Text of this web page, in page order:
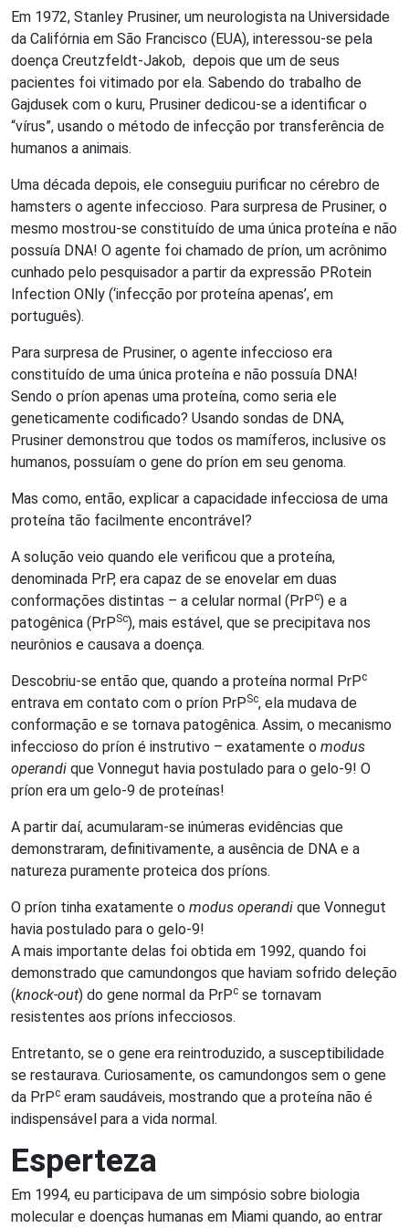
Em 1972, Stanley Prusiner, um neurologista na Universidade
da Califórnia em São Francisco (EUA), interessou-se pela
doença Creutzfeldt-Jakob, depois que um de seus
pacientes foi vitimado por ela. Sabendo do trabalho de
Gajdusek com o kuru, Prusiner dedicou-se a identificar o
“vírus”, usando o método de infecção por transferência de
humanos a animais.
Uma década depois, ele conseguiu purificar no cérebro de
hamsters o agente infeccioso. Para surpresa de Prusiner, o
mesmo mostrou-se constituído de uma única proteína e não
possuía DNA! O agente foi chamado de príon, um acrônimo
cunhado pelo pesquisador a partir da expressão PRotein
Infection ONly (‘infecção por proteína apenas’, em
português).
Para surpresa de Prusiner, o agente infeccioso era
constituído de uma única proteína e não possuía DNA!
Sendo o príon apenas uma proteína, como seria ele
geneticamente codificado? Usando sondas de DNA,
Prusiner demonstrou que todos os mamíferos, inclusive os
humanos, possuíam o gene do príon em seu genoma.
Mas como, então, explicar a capacidade infecciosa de uma
proteína tão facilmente encontrável?
A solução veio quando ele verificou que a proteína,
denominada PrP, era capaz de se enovelar em duas
conformações distintas – a celular normal (PrPc) e a
patogênica (PrPSc), mais estável, que se precipitava nos
neurônios e causava a doença.
Descobriu-se então que, quando a proteína normal PrPc
entrava em contato com o príon PrPSc, ela mudava de
conformação e se tornava patogênica. Assim, o mecanismo
infeccioso do príon é instrutivo – exatamente o modus
operandi que Vonnegut havia postulado para o gelo-9! O
príon era um gelo-9 de proteínas!
A partir daí, acumularam-se inúmeras evidências que
demonstraram, definitivamente, a ausência de DNA e a
natureza puramente proteica dos príons.
O príon tinha exatamente o modus operandi que Vonnegut
havia postulado para o gelo-9!
A mais importante delas foi obtida em 1992, quando foi
demonstrado que camundongos que haviam sofrido deleção
(knock-out) do gene normal da PrPc se tornavam
resistentes aos príons infecciosos.
Entretanto, se o gene era reintroduzido, a susceptibilidade
se restaurava. Curiosamente, os camundongos sem o gene
da PrPc eram saudáveis, mostrando que a proteína não é
indispensável para a vida normal.
Esperteza
Em 1994, eu participava de um simpósio sobre biologia
molecular e doenças humanas em Miami quando, ao entrar